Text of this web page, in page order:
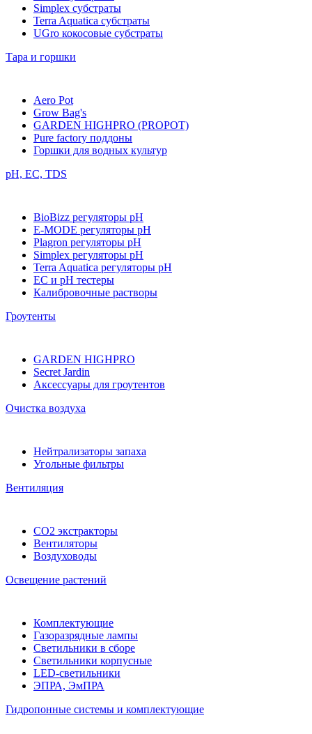
Simplex cубстраты
Terra Aquatica cубстраты
UGro кокосовые субстраты
Тара и горшки
Aero Pot
Grow Bag's
GARDEN HIGHPRO (PROPOT)
Pure factory поддоны
Горшки для водных культур
pH, EC, TDS
BioBizz регуляторы pH
E-MODE регуляторы pH
Plagron регуляторы pH
Simplex регуляторы pH
Terra Aquatica регуляторы pH
EC и pH тестеры
Калибровочные растворы
Гроутенты
GARDEN HIGHPRO
Secret Jardin
Аксессуары для гроутентов
Очистка воздуха
Нейтрализаторы запаха
Угольные фильтры
Вентиляция
CO2 экстракторы
Вентиляторы
Воздуховоды
Освещение растений
Комплектующие
Газоразрядные лампы
Светильники в сборе
Светильники корпусные
LED-светильники
ЭПРА, ЭмПРА
Гидропонные системы и комплектующие